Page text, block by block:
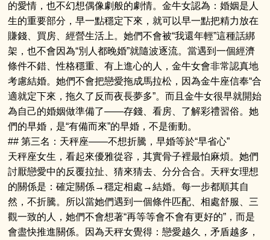
的愛情，也不幻想偶像劇般的劇情。金牛女認為：婚姻是人
生的重要部分，早一點穩定下來，就可以早一點把精力放在
賺錢、買房、經營生活上。她們不會被“我還年輕”這種話綁
架，也不會因為“別人都晚婚”就隨波逐流。當遇到一個經濟
條件不錯、性格穩重、有上進心的人，金牛女會非常認真地
考慮結婚。她們不會把戀愛拖成馬拉松，因為金牛座信奉“合
適就定下來，拖久了反而夜長夢多”。而且金牛女很早就開始
為自己的婚姻做準備了——存錢、看房、了解彩禮習俗。她
們的早婚，是“有備而來”的早婚，不是衝動。
## 第三名：天秤座——不想折騰，早婚等於“早省心”
天秤座女生，看起來優雅從容，其實骨子裡最怕麻煩。她們
討厭戀愛中的反覆拉扯、猜來猜去、分分合合。天秤女理想
的關係是：確定關係→穩定相處→結婚。每一步都順其自
然，不折騰。所以當她們遇到一個條件匹配、相處舒服、三
觀一致的人，她們不會想著“再等等會不會有更好的”，而是
會盡快推進關係。因為天秤女覺得：戀愛越久，矛盾越多，